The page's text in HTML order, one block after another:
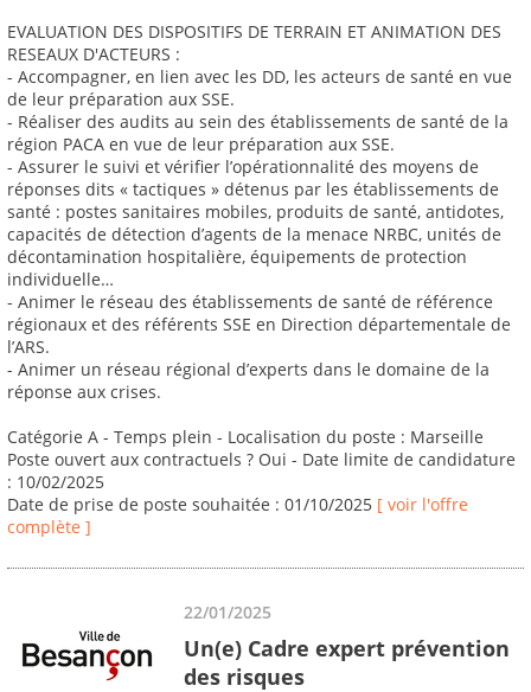
EVALUATION DES DISPOSITIFS DE TERRAIN ET ANIMATION DES
RESEAUX D'ACTEURS :
- Accompagner, en lien avec les DD, les acteurs de santé en vue
de leur préparation aux SSE.
- Réaliser des audits au sein des établissements de santé de la
région PACA en vue de leur préparation aux SSE.
- Assurer le suivi et vérifier l’opérationnalité des moyens de
réponses dits « tactiques » détenus par les établissements de
santé : postes sanitaires mobiles, produits de santé, antidotes,
capacités de détection d’agents de la menace NRBC, unités de
décontamination hospitalière, équipements de protection
individuelle…
- Animer le réseau des établissements de santé de référence
régionaux et des référents SSE en Direction départementale de
l’ARS.
- Animer un réseau régional d’experts dans le domaine de la
réponse aux crises.
Catégorie A - Temps plein - Localisation du poste : Marseille
Poste ouvert aux contractuels ? Oui - Date limite de candidature
: 10/02/2025
Date de prise de poste souhaitée : 01/10/2025 [ voir l'offre
complète ]
22/01/2025
Un(e) Cadre expert prévention
des risques